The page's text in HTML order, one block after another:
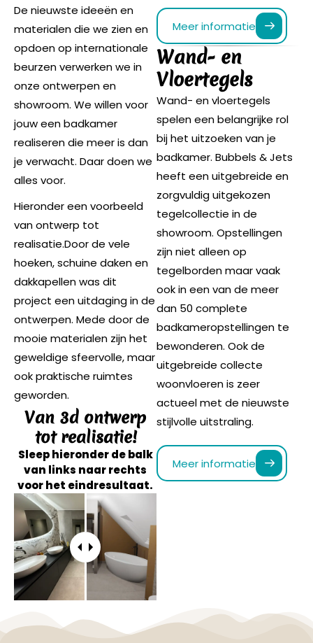
De nieuwste ideeën en
materialen die we zien en
opdoen op internationale
beurzen verwerken we in
onze ontwerpen en
showroom. We willen voor
jouw een badkamer
realiseren die meer is dan
je verwacht. Daar doen we
alles voor.
Hieronder een voorbeeld
van ontwerp tot
realisatie.Door de vele
hoeken, schuine daken en
dakkapellen was dit
project een uitdaging in de
ontwerpen. Mede door de
mooie materialen zijn het
geweldige sfeervolle, maar
ook praktische ruimtes
geworden.
Van 3d ontwerp
tot realisatie!
Sleep hieronder de balk
van links naar rechts
voor het eindresultaat.
Meer informatie
Wand- en
Vloertegels
Wand- en vloertegels
spelen een belangrijke rol
bij het uitzoeken van je
badkamer. Bubbels & Jets
heeft een uitgebreide en
zorgvuldig uitgekozen
tegelcollectie in de
showroom. Opstellingen
zijn niet alleen op
tegelborden maar vaak
ook in een van de meer
dan 50 complete
badkameropstellingen te
bewonderen. Ook de
uitgebreide collecte
woonvloeren is zeer
actueel met de nieuwste
stijlvolle uitstraling.
Meer informatie